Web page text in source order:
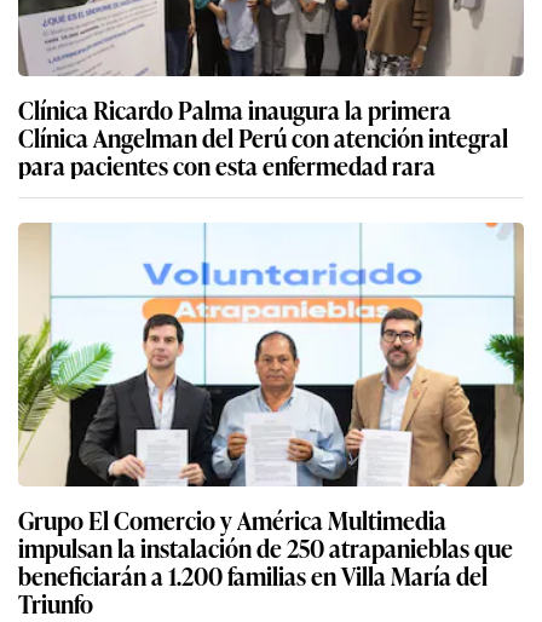
Clínica Ricardo Palma inaugura la primera
Clínica Angelman del Perú con atención integral
para pacientes con esta enfermedad rara
Grupo El Comercio y América Multimedia
impulsan la instalación de 250 atrapanieblas que
beneficiarán a 1.200 familias en Villa María del
Triunfo